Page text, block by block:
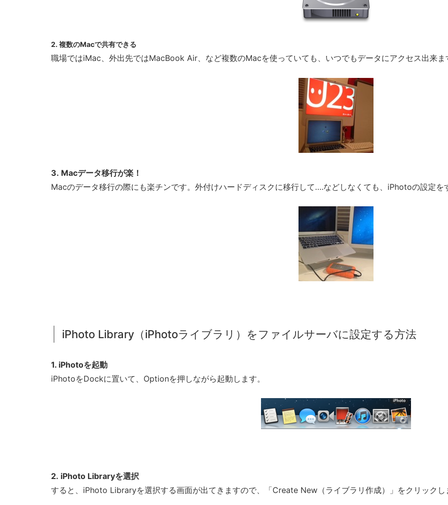
2. 複数のMacで共有できる
職場ではiMac、外出先ではMacBook Air、など複数のMacを使っていても、いつでもデータにアクセス出来ま
3. Macデータ移行が楽！
Macのデータ移行の際にも楽チンです。外付けハードディスクに移行して….などしなくても、iPhotoの設定を
iPhoto Library（iPhotoライブラリ）をファイルサーバに設定する方法
1. iPhotoを起動
iPhotoをDockに置いて、Optionを押しながら起動します。
2. iPhoto Libraryを選択
すると、iPhoto Libraryを選択する画面が出てきますので、「Create New（ライブラリ作成）」をクリックし